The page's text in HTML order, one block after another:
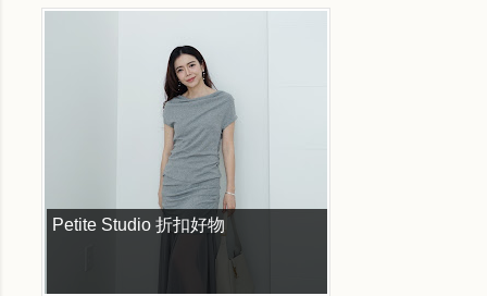
Petite Studio 折扣好物